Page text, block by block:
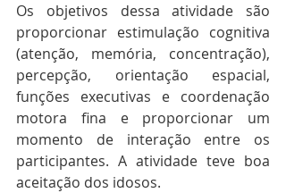
Os objetivos dessa atividade são
proporcionar estimulação cognitiva
(atenção, memória, concentração),
percepção, orientação espacial,
funções executivas e coordenação
motora fina e proporcionar um
momento de interação entre os
participantes. A atividade teve boa
aceitação dos idosos.